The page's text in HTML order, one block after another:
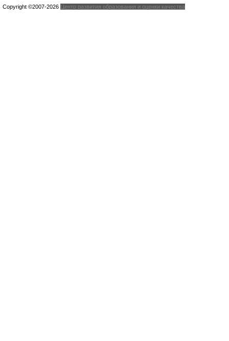
Copyright ©2007-2026 Центр развития образования и оценки качества